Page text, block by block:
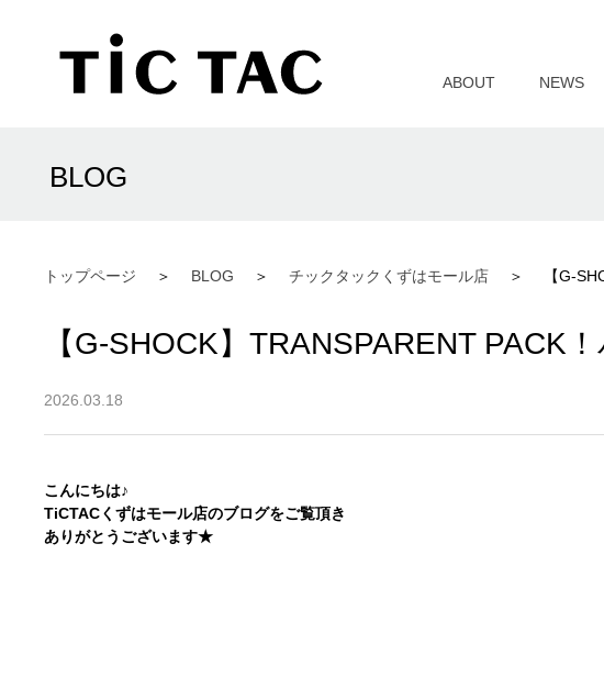
ABOUT NEWS
トップページ BLOG チックタックくずはモール店 【G-
BLOG
【G-SHOCK】TRANSPARENT PACK
2026.03.18
こんにちは♪
TiCTACくずはモール店のブログをご覧頂き
ありがとうございます★